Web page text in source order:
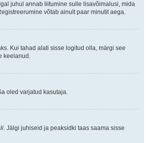
juhul annab liitumine sulle lisavõimalusi, mida
võtab ainult paar minutit aega.
Kui tahad alati sisse logitud olla, märgi see
keelanud.
oled varjatud kasutaja.
. Jälgi juhiseid ja peaksidki taas saama sisse